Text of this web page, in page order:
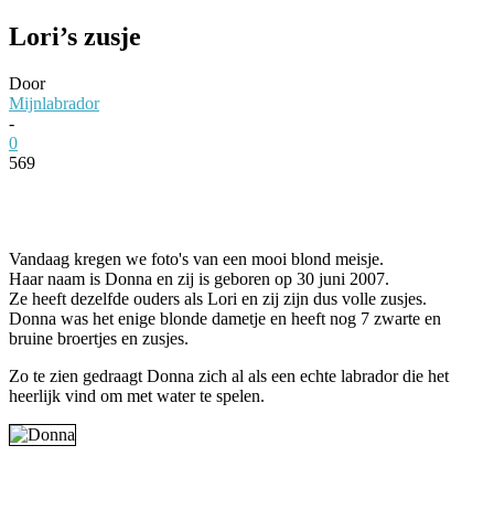
Lori’s zusje
Door
Mijnlabrador
-
0
569
Vandaag kregen we foto's van een mooi blond meisje.
Haar naam is Donna en zij is geboren op 30 juni 2007.
Ze heeft dezelfde ouders als Lori en zij zijn dus volle zusjes.
Donna was het enige blonde dametje en heeft nog 7 zwarte en
bruine broertjes en zusjes.
Zo te zien gedraagt Donna zich al als een echte labrador die het
heerlijk vind om met water te spelen.